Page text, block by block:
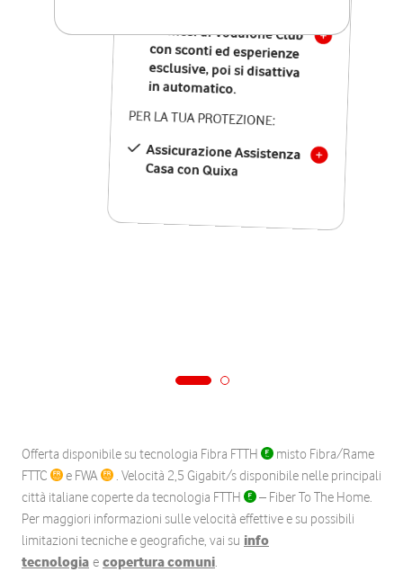
12 mesi di Vodafone Club
con sconti ed esperienze
esclusive, poi si disattiva
in automatico.
PER LA TUA PROTEZIONE:
Assicurazione Assistenza
Casa con Quixa
Offerta disponibile su tecnologia Fibra FTTH
misto Fibra/Rame
FTTC
e FWA
. Velocità 2,5 Gigabit/s disponibile nelle principali
città italiane coperte da tecnologia FTTH
– Fiber To The Home.
Per maggiori informazioni sulle velocità effettive e su possibili
limitazioni tecniche e geografiche, vai su info
tecnologia e copertura comuni.